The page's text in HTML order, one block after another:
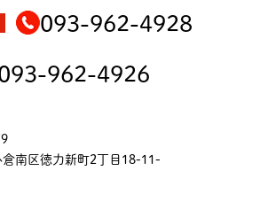
093-962-4928
962-4926
倉南区徳力新町2丁目18-11-